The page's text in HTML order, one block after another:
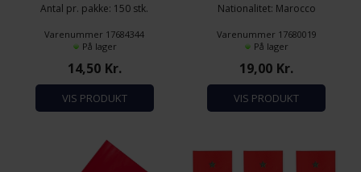
Antal pr. pakke: 150 stk.
Varenummer 17684344
På lager
14,50 Kr.
VIS PRODUKT
Nationalitet: Marocco
Varenummer 17680019
På lager
19,00 Kr.
VIS PRODUKT